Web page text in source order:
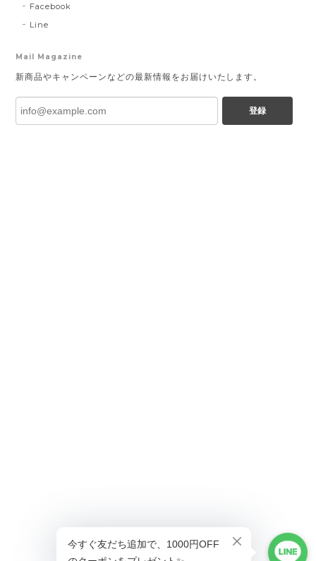
Facebook
Line
Mail Magazine
新商品やキャンペーンなどの最新情報をお届けいたします。
登録
ショップに質問する